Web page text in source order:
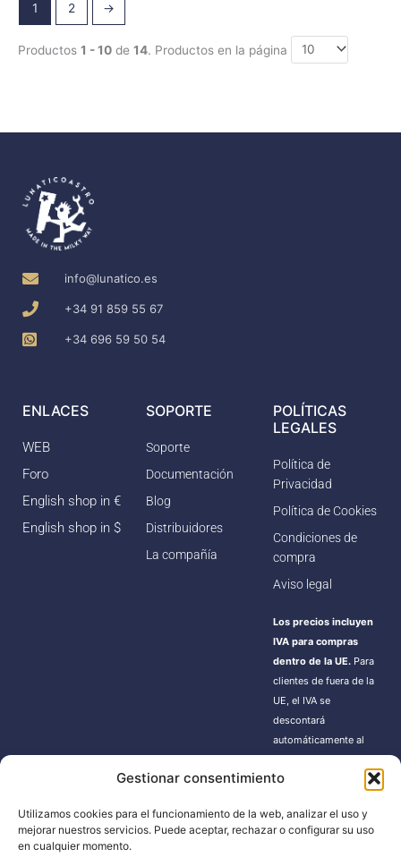
Gestionar consentimiento
Utilizamos cookies para el funcionamiento de la web, analizar el uso y
mejorar nuestros servicios. Puede aceptar, rechazar o configurar su uso
en cualquier momento.
1 2 →
Productos 1 - 10 de 14. Productos en la página
info@lunatico.es
+34 91 859 55 67
+34 696 59 50 54
ENLACES
WEB
Foro
English shop in €
English shop in $
SOPORTE
Soporte
Documentación
Blog
Distribuidores
La compañía
POLÍTICAS
LEGALES
Política de
Privacidad
Política de Cookies
Condiciones de
compra
Aviso legal
Los precios incluyen
IVA para compras
dentro de la UE. Para
clientes de fuera de la
UE, el IVA se
descontará
automáticamente al
Estos pedidos pueden
de importación según
la normativa de cada